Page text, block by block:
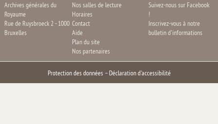
Archives générales du
Royaume
Rue de Ruysbroeck 2 - 1000
Bruxelles
Nos salles de lecture
Horaires
Contact
Aide
Plan du site
Nos partenaires
Suivez-nous sur Facebook
!
Inscrivez-vous à notre
bulletin d'informations
Protection des données– Déclaration d'accessibilité